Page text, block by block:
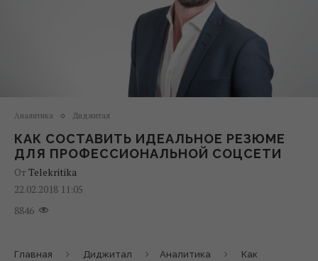
Аналитика Диджитал
КАК СОСТАВИТЬ ИДЕАЛЬНОЕ РЕЗЮМЕ
ДЛЯ ПРОФЕССИОНАЛЬНОЙ СОЦСЕТИ
От Telekritika
22.02.2018 11:05
8846
Главная Диджитал Аналитика
Как